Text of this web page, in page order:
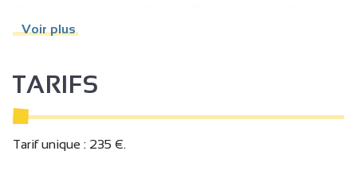
cadrée "Comète" au praliné, Tablette Dulcey.
Voir plus
TARIFS
Tarif unique : 235 €.